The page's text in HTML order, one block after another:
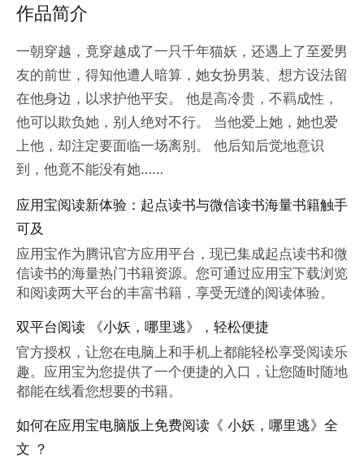
作品简介
一朝穿越，竟穿越成了一只千年猫妖，还遇上了至爱男
友的前世，得知他遭人暗算，她女扮男装、想方设法留
在他身边，以求护他平安。 他是高冷贵，不羁成性，
他可以欺负她，别人绝对不行。 当他爱上她，她也爱
上他，却注定要面临一场离别。 他后知后觉地意识
到，他竟不能没有她……
应用宝阅读新体验：起点读书与微信读书海量书籍触手
可及
应用宝作为腾讯官方应用平台，现已集成起点读书和微
信读书的海量热门书籍资源。您可通过应用宝下载浏览
和阅读两大平台的丰富书籍，享受无缝的阅读体验。
双平台阅读 《小妖，哪里逃》，轻松便捷
官方授权，让您在电脑上和手机上都能轻松享受阅读乐
趣。应用宝为您提供了一个便捷的入口，让您随时随地
都能在线看您想要的书籍。
如何在应用宝电脑版上免费阅读《 小妖，哪里逃》全
文 ？